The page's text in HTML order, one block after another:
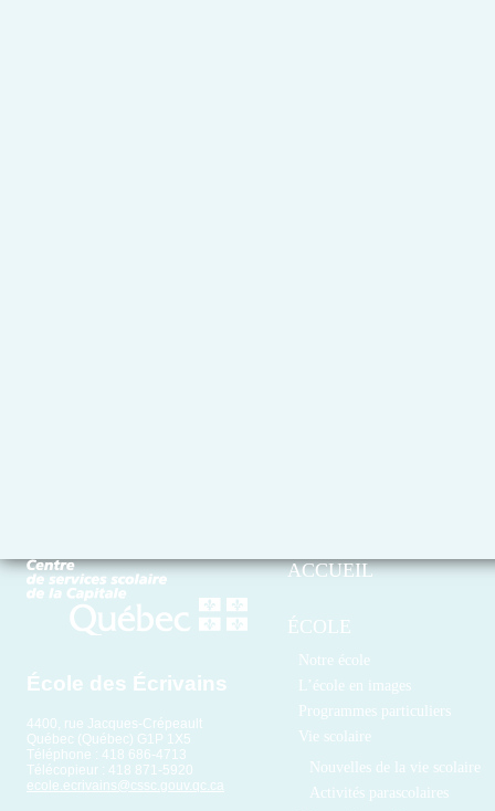
École des Écrivains
4400, rue Jacques-Crépeault
Québec (Québec) G1P 1X5
Téléphone : 418 686-4713
Télécopieur : 418 871-5920
ecole.ecrivains@cssc.gouv.qc.ca
ACCUEIL
ÉCOLE
Notre école
L’école en images
Programmes particuliers
Vie scolaire
Nouvelles de la vie scolaire
Activités parascolaires